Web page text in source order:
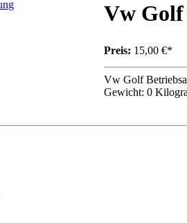
Vw
Preis: 15,00 €*
Vw Golf
Gewicht: 0